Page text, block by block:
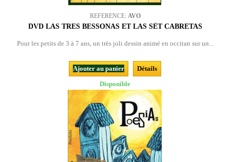
REFERENCE: AVO
DVD LAS TRES BESSONAS ET LAS SÈT CABRETAS
Pour les petits de 3 à 7 ans, un très joli dessin animé en occitan sur un...
Ajouter au panier
Détails
Disponible